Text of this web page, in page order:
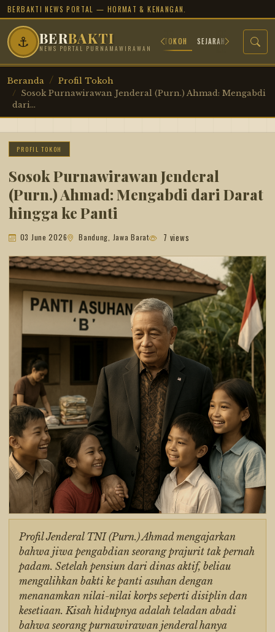
BERBAKTI NEWS PORTAL — HORMAT & KENANGAN.
⚓ BERBAKTI
NEWS PORTAL PURNAMAWIRAWAN
BERANDA ARSIP JUANG PROFIL TOKOH SEJARAH MILITER
Beranda
Profil Tokoh
Sosok Purnawirawan Jenderal (Purn.) Ahmad: Mengabdi
dari...
PROFIL TOKOH
Sosok Purnawirawan Jenderal
(Purn.) Ahmad: Mengabdi dari Darat
hingga ke Panti
03 June 2026 Bandung, Jawa Barat 7 views
Profil Jenderal TNI (Purn.) Ahmad mengajarkan
bahwa jiwa pengabdian seorang prajurit tak pernah
padam. Setelah pensiun dari dinas aktif, beliau
mengalihkan bakti ke panti asuhan dengan
menanamkan nilai-nilai korps seperti disiplin dan
kesetiaan. Kisah hidupnya adalah teladan abadi
bahwa seorang purnawirawan jenderal hanya